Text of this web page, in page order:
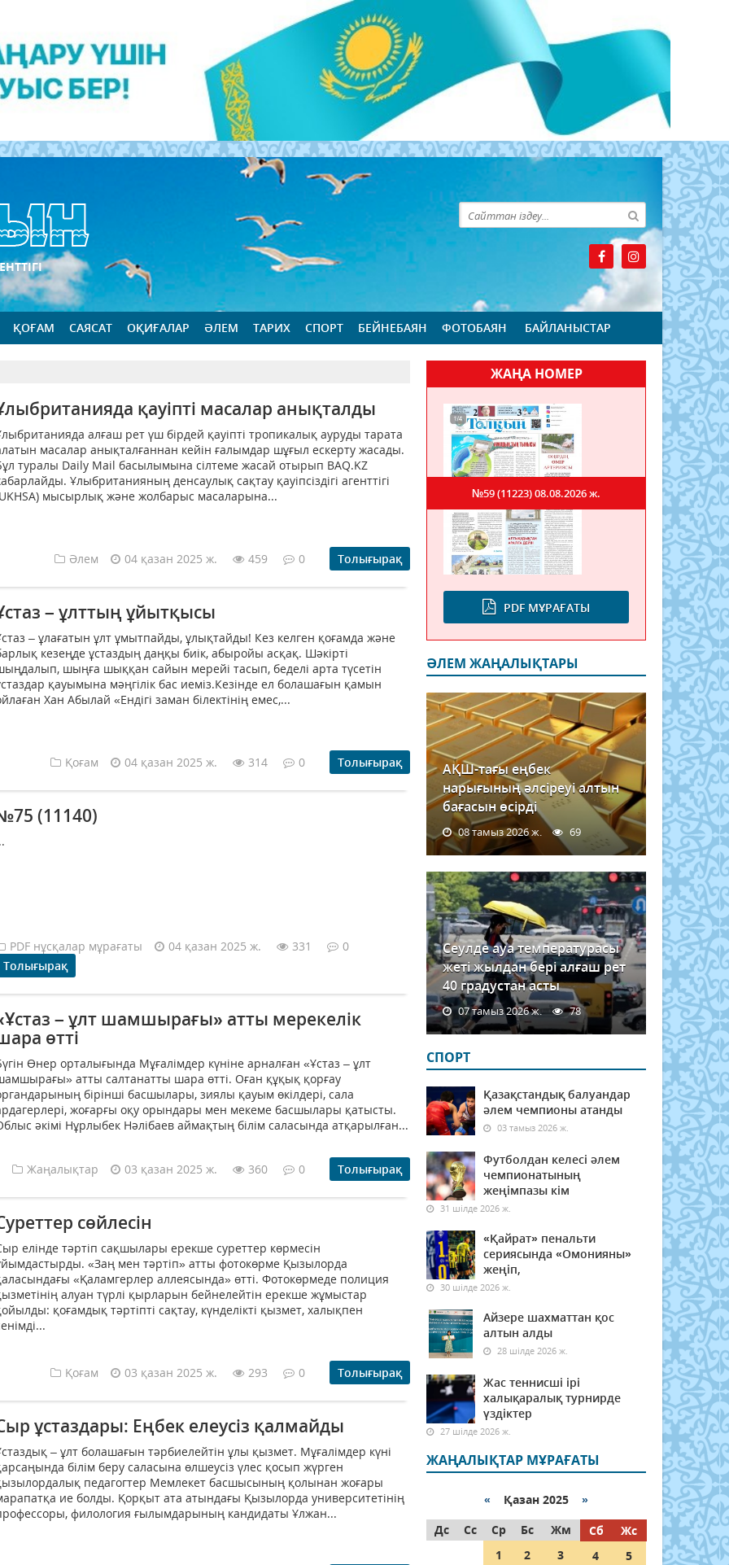
ҚОҒАМ САЯСАТ ОҚИҒАЛАР ӘЛЕМ ТАРИХ СПОРТ БЕЙНЕБАЯН ФОТОБАЯН БАЙЛАНЫСТАР
қауіпті масалар анықталды
алғаш рет үш бірдей қауіпті тропикалық ауруды тарата
масалар анықталғаннан кейін ғалымдар шұғыл ескерту жасады.
туралы Daily Mail басылымына сілтеме жасай отырып BAQ.KZ
Ұлыбританияның денсаулық сақтау қауіпсіздігі агенттігі
мысырлық және жолбарыс масаларына...
Әлем 04 қазан 2025 ж. 459 0 Толығырақ
– ұлттың ұйытқысы
– ұлағатын ұлт ұмытпайды, ұлықтайды! Кез келген қоғамда және
кезеңде ұстаздың даңқы биік, абыройы асқақ. Шәкірті
шыңға шыққан сайын мерейі тасып, беделі арта түсетін
қауымына мәңгілік бас иеміз.Кезінде ел болашағын қамын
Хан Абылай «Ендігі заман білектінің емес,...
Қоғам 04 қазан 2025 ж. 314 0 Толығырақ
(11140)
PDF нұсқалар мұрағаты 04 қазан 2025 ж. 331
0
Толығырақ
– ұлт шамшырағы» атты мерекелік
өтті
Өнер орталығында Мұғалімдер күніне арналған «Ұстаз – ұлт
атты салтанатты шара өтті. Оған құқық қорғау
бірінші басшылары, зиялы қауым өкілдері, сала
жоғарғы оқу орындары мен мекеме басшылары қатысты.
әкімі Нұрлыбек Нәлібаев аймақтың білім саласында атқарылған...
Жаңалықтар 03 қазан 2025 ж. 360 0 Толығырақ
сөйлесін
елінде тәртіп сақшылары ерекше суреттер көрмесін
«Заң мен тәртіп» атты фотокөрме Қызылорда
«Қаламгерлер аллеясында» өтті. Фотокөрмеде полиция
алуан түрлі қырларын бейнелейтін ерекше жұмыстар
қоғамдық тәртіпті сақтау, күнделікті қызмет, халықпен
Қоғам 03 қазан 2025 ж. 293 0 Толығырақ
ұстаздары: Еңбек елеусіз қалмайды
– ұлт болашағын тәрбиелейтін ұлы қызмет. Мұғалімдер күні
білім беру саласына өлшеусіз үлес қосып жүрген
педагогтер Мемлекет басшысының қолынан жоғары
ие болды. Қорқыт ата атындағы Қызылорда университетінің
филология ғылымдарының кандидаты Ұлжан...
ЖАҢА НОМЕР
PDF МҰРАҒАТЫ
№59 (11223)08.08.2026 ж.
ӘЛЕМ ЖАҢАЛЫҚТАРЫ
АҚШ-тағы еңбек
нарығының әлсіреуі алтын
бағасын өсірді
08 тамыз 2026 ж. 69
Сеулде ауа температурасы
жеті жылдан бері алғаш рет
40 градустан асты
07 тамыз 2026 ж. 78
СПОРТ
Қазақстандық балуандар
әлем чемпионы атанды
03 тамыз 2026 ж.
Футболдан келесі әлем
чемпионатының
жеңімпазы кім
31 шілде 2026 ж.
«Қайрат» пенальти
сериясында «Омонияны»
жеңіп,
30 шілде 2026 ж.
Айзере шахматтан қос
алтын алды
28 шілде 2026 ж.
Жас теннисші ірі
халықаралық турнирде
үздіктер
27 шілде 2026 ж.
ЖАҢАЛЫҚТАР МҰРАҒАТЫ
« Қазан 2025 »
Дс
Сс Ср Бс Жм Сб
Жс
1
2 3 4
5